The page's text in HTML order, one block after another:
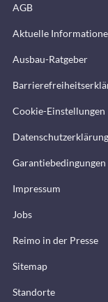
AGB
Aktuelle
Ausbau-Ratgeber
Cookie-Einstellungen
Datenschutzerklärung
Garantiebedingungen
Impressum
Jobs
Reimo in der Presse
Sitemap
Standorte